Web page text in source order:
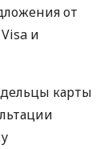
от
и
карты